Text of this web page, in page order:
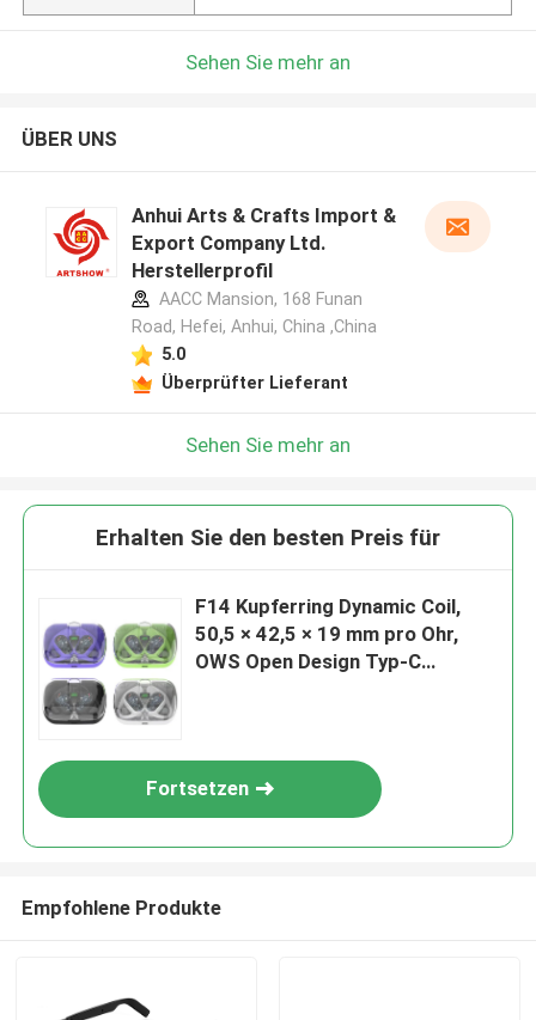
Sehen Sie mehr an
ÜBER UNS
Anhui Arts & Crafts Import &
Export Company Ltd.
Herstellerprofil
AACC Mansion, 168 Funan
Road, Hefei, Anhui, China ,China
5.0
Überprüfter Lieferant
Sehen Sie mehr an
Erhalten Sie den besten Preis für
F14 Kupferring Dynamic Coil,
50,5 × 42,5 × 19 mm pro Ohr,
OWS Open Design Typ-C
Fortsetzen
Empfohlene Produkte